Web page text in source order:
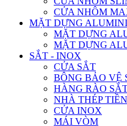
CỬA NHÔM
MẶT DỰNG
MẶT DỰNG
MẶT DỰNG
SẮT - INOX
CỬA SẮT
BÔNG BẢO VỆ
HÀNG RÀO
NHÀ THÉP
CỬA INOX
MÁI VÒM